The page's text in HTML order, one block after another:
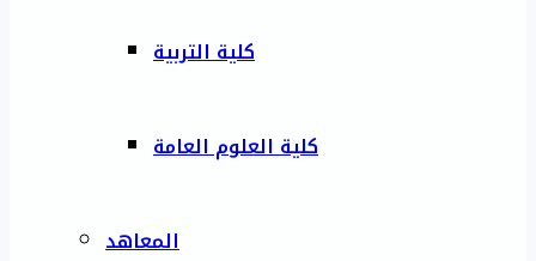
كلية التربية
كلية العلوم العامة
المعاهد